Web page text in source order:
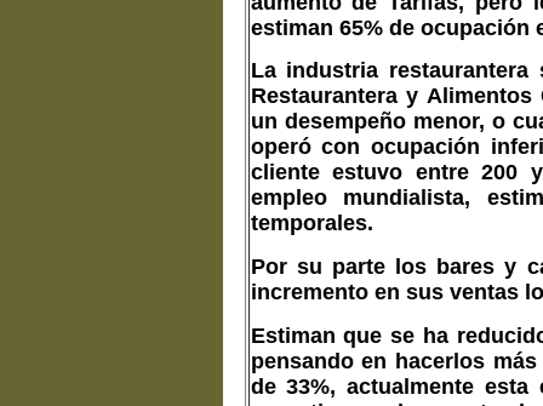
estiman 65% de ocupación
La industria
Restaurantera y
un desempeño menor, o
operó con ocupación
cliente estuvo entre 200
empleo mundialista,
temporales.
Por su parte los bares y
incremento en sus ventas
Estiman que se ha
pensando en hacerlos
de 33%, actualmente